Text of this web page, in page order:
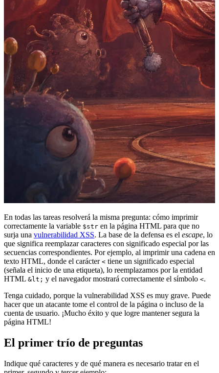
En todas las tareas resolverá la misma pregunta: cómo imprimir
correctamente la variable $str en la página HTML para que no
surja una vulnerabilidad XSS. La base de la defensa es el escape, lo
que significa reemplazar caracteres con significado especial por las
secuencias correspondientes. Por ejemplo, al imprimir una cadena en
texto HTML, donde el carácter < tiene un significado especial
(señala el inicio de una etiqueta), lo reemplazamos por la entidad
HTML &lt; y el navegador mostrará correctamente el símbolo <.
Tenga cuidado, porque la vulnerabilidad XSS es muy grave. Puede
hacer que un atacante tome el control de la página o incluso de la
cuenta de usuario. ¡Mucho éxito y que logre mantener segura la
página HTML!
El primer trío de preguntas
Indique qué caracteres y de qué manera es necesario tratar en el